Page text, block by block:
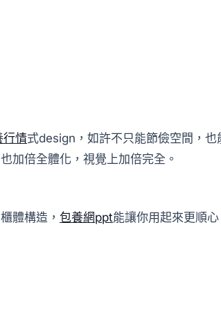
行情式design，如許不只能節儉空間，
加倍全體化，視覺上加倍完全。
體構造， 包養網ppt能讓你用起來更順心